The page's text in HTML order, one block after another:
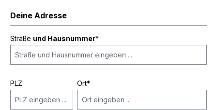
Deine Adresse
Straße und Hausnummer*
PLZ Ort*